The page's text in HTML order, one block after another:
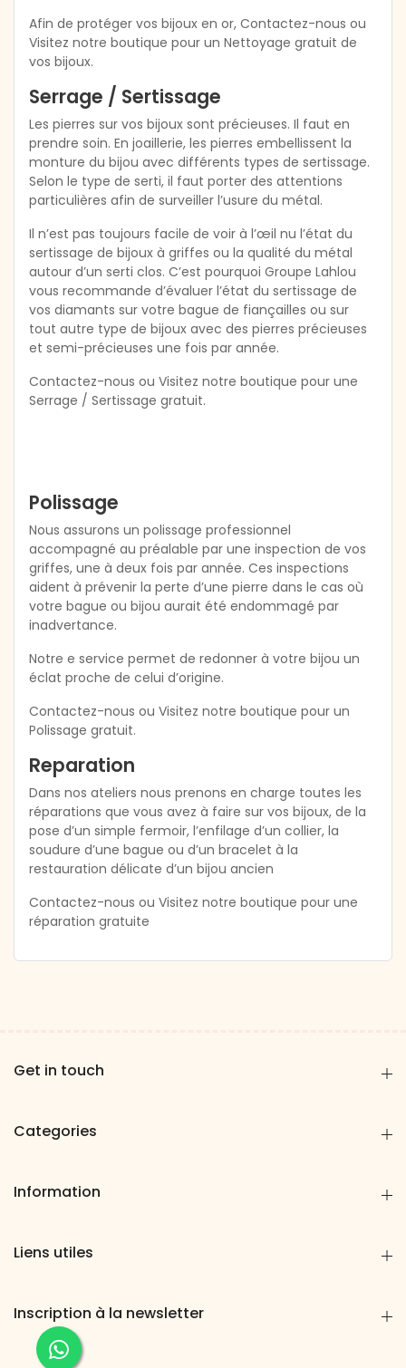
Afin de protéger vos bijoux en or, Contactez-nous ou
Visitez notre boutique pour un Nettoyage gratuit de
vos bijoux.
Serrage / Sertissage
Les pierres sur vos bijoux sont précieuses. Il faut en
prendre soin. En joaillerie, les pierres embellissent la
monture du bijou avec différents types de sertissage.
Selon le type de serti, il faut porter des attentions
particulières afin de surveiller l’usure du métal.
Il n’est pas toujours facile de voir à l’œil nu l’état du
sertissage de bijoux à griffes ou la qualité du métal
autour d’un serti clos. C’est pourquoi Groupe Lahlou
vous recommande d’évaluer l’état du sertissage de
vos diamants sur votre bague de fiançailles ou sur
tout autre type de bijoux avec des pierres précieuses
et semi-précieuses une fois par année.
Contactez-nous ou Visitez notre boutique pour une
Serrage / Sertissage gratuit.
Polissage
Nous assurons un polissage professionnel
accompagné au préalable par une inspection de vos
griffes, une à deux fois par année. Ces inspections
aident à prévenir la perte d’une pierre dans le cas où
votre bague ou bijou aurait été endommagé par
inadvertance.
Notre e service permet de redonner à votre bijou un
éclat proche de celui d’origine.
Contactez-nous ou Visitez notre boutique pour un
Polissage gratuit.
Reparation
Dans nos ateliers nous prenons en charge toutes les
réparations que vous avez à faire sur vos bijoux, de la
pose d’un simple fermoir, l’enfilage d’un collier, la
soudure d’une bague ou d’un bracelet à la
restauration délicate d’un bijou ancien
Contactez-nous ou Visitez notre boutique pour une
réparation gratuite
Get in touch
Categories
Information
Liens utiles
Inscription à la newsletter